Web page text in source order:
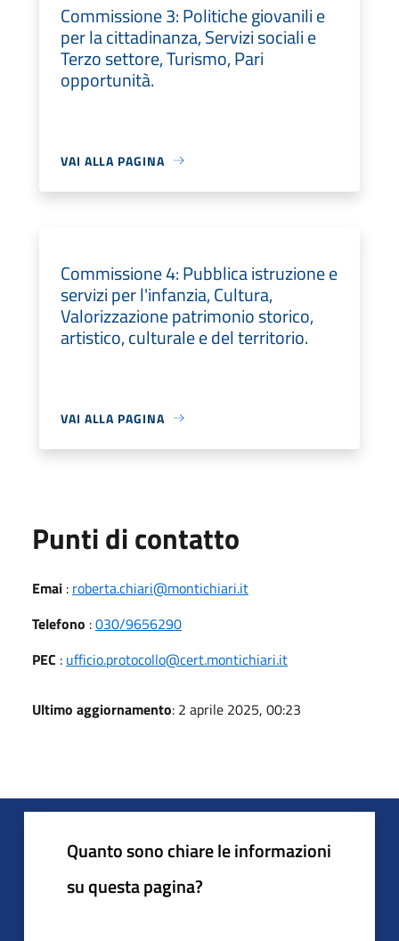
Commissione 3: Politiche giovanili e
per la cittadinanza, Servizi sociali e
Terzo settore, Turismo, Pari
opportunità.
VAI ALLA PAGINA
Commissione 4: Pubblica istruzione e
servizi per l'infanzia, Cultura,
Valorizzazione patrimonio storico,
artistico, culturale e del territorio.
VAI ALLA PAGINA
Punti di contatto
Emai : roberta.chiari@montichiari.it
Telefono :030/9656290
PEC : ufficio.protocollo@cert.montichiari.it
Ultimo aggiornamento: 2 aprile 2025, 00:23
Quanto sono chiare le informazioni
su questa pagina?